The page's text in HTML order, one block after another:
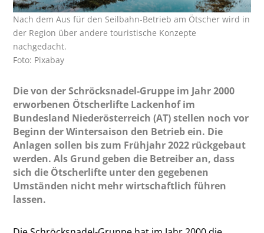
Nach dem Aus für den Seilbahn-Betrieb am Ötscher wird in
der Region über andere touristische Konzepte
nachgedacht.
Foto: Pixabay
Die von der Schröcksnadel-Gruppe im Jahr 2000
erworbenen Ötscherlifte Lackenhof im
Bundesland Niederösterreich (AT) stellen noch vor
Beginn der Wintersaison den Betrieb ein. Die
Anlagen sollen bis zum Frühjahr 2022 rückgebaut
werden. Als Grund geben die Betreiber an, dass
sich die Ötscherlifte unter den gegebenen
Umständen nicht mehr wirtschaftlich führen
lassen.